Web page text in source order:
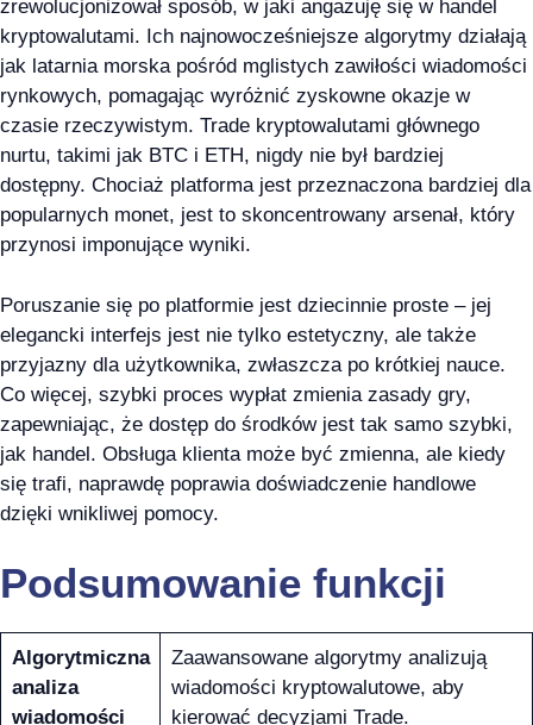
zrewolucjonizował sposób, w jaki angażuję się w handel
kryptowalutami. Ich najnowocześniejsze algorytmy działają
jak latarnia morska pośród mglistych zawiłości wiadomości
rynkowych, pomagając wyróżnić zyskowne okazje w
czasie rzeczywistym. Trade kryptowalutami głównego
nurtu, takimi jak BTC i ETH, nigdy nie był bardziej
dostępny. Chociaż platforma jest przeznaczona bardziej dla
popularnych monet, jest to skoncentrowany arsenał, który
przynosi imponujące wyniki.
Poruszanie się po platformie jest dziecinnie proste – jej
elegancki interfejs jest nie tylko estetyczny, ale także
przyjazny dla użytkownika, zwłaszcza po krótkiej nauce.
Co więcej, szybki proces wypłat zmienia zasady gry,
zapewniając, że dostęp do środków jest tak samo szybki,
jak handel. Obsługa klienta może być zmienna, ale kiedy
się trafi, naprawdę poprawia doświadczenie handlowe
dzięki wnikliwej pomocy.
Podsumowanie funkcji
Algorytmiczna
analiza
wiadomości
Zaawansowane algorytmy analizują
wiadomości kryptowalutowe, aby
kierować decyzjami Trade.